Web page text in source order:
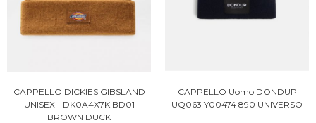
CAPPELLO DICKIES GIBSLAND
UNISEX - DK0A4X7K BD01
BROWN DUCK
CAPPELLO Uomo DONDUP
UQ063 Y00474 890 UNIVERSO